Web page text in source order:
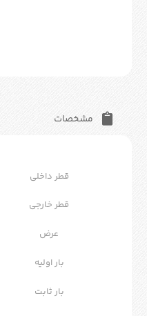
مشخصات
قطر داخلی
قطر خارجی
عرض
بار اولیه
بار ثابت